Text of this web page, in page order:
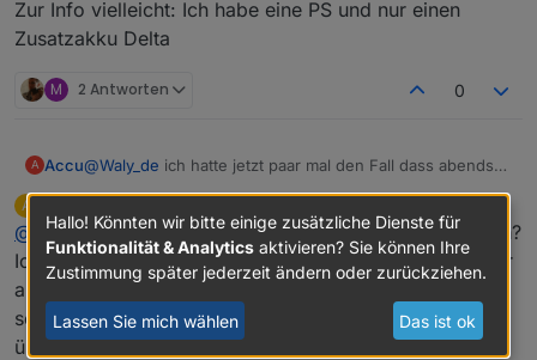
Zur Info vielleicht: Ich habe eine PS und nur einen
Zusatzakku Delta
M 2 Antworten 0
A Accu@Waly_de ich hatte jetzt paar mal den Fall dass abends
hatte dann per Hand auf "Stromversorgung priorisieren"
umgestellt und sofort ging's wieder.
Das Problem scheint aber sporadisch aufzutreten. Bzw.
konnte ich noch kein Muster dafür erkennen. Hast Du
einen Rat?
A
Offline zuletzt editiert von
@ accuHey kannst du das Verhalten näher beschreiben?
Ich habe auch etwas das Gefühl das abends nicht mehr
alles so funktioniert wie es soll. Durch meinen Aufbau
sollte eigentlich auch bis Mitternacht odr länger quasi
über Solar eingespeißt werden. Aber hin und wieder
Hallo! Könnten wir bitte einige zusätzliche Dienste für
Funktionalität & Analytics aktivieren? Sie können Ihre
Zustimmung später jederzeit ändern oder zurückziehen.
Lassen Sie mich wählen Das ist ok